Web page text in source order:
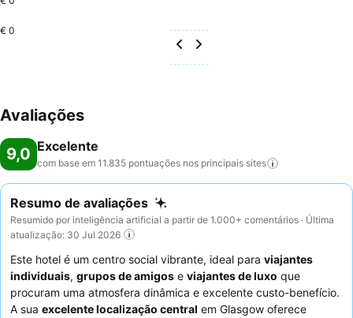
€ 0
Avaliações
9,0 Excelente
com base em 11.835 pontuações nos principais sites
Resumo de avaliações
Resumido por inteligência artificial a partir de 1.000+ comentários · Última
atualização: 30 Jul 2026
Este hotel é um centro social vibrante, ideal para viajantes
individuais, grupos de amigos e viajantes de luxo que
procuram uma atmosfera dinâmica e excelente custo-benefício.
A sua excelente localização central em Glasgow oferece